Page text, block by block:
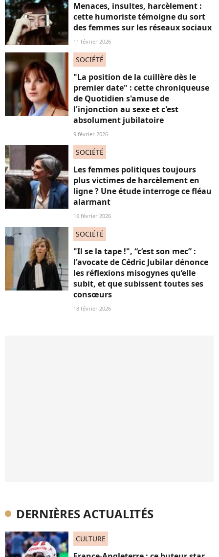
Menaces, insultes, harcèlement :
cette humoriste témoigne du sort
des femmes sur les réseaux sociaux
11 février 2026
SOCIÉTÉ
"La position de la cuillère dès le
premier date" : cette chroniqueuse
de Quotidien s'amuse de
l'injonction au sexe et c'est
absolument jubilatoire
9 février 2026
SOCIÉTÉ
Les femmes politiques toujours
plus victimes de harcèlement en
ligne ? Une étude interroge ce fléau
alarmant
16 février 2026
SOCIÉTÉ
"Il se la tape !", “c’est son mec” :
l'avocate de Cédric Jubilar dénonce
les réflexions misogynes qu’elle
subit, et que subissent toutes ses
consœurs
18 février 2026
DERNIÈRES ACTUALITÉS
CULTURE